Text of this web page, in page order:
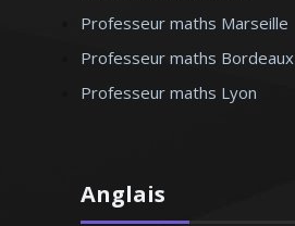
Professeur maths Marseille
Professeur maths Bordeaux
Professeur maths Lyon
Anglais